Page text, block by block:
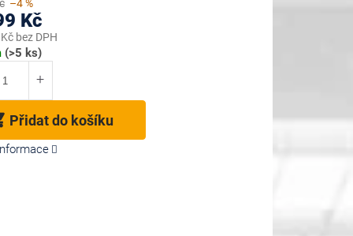
–4 %
Kč
bez DPH
(>5 ks)
Přidat do košíku